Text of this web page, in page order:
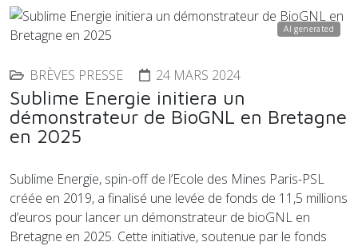
AI generated
BRÈVES PRESSE 24 MARS 2024
Sublime Energie initiera un
démonstrateur de BioGNL en Bretagne
en 2025
Sublime Energie, spin-off de l’Ecole des Mines Paris-PSL
créée en 2019, a finalisé une levée de fonds de 11,5 millions
d’euros pour lancer un démonstrateur de bioGNL en
Bretagne en 2025. Cette initiative, soutenue par le fonds